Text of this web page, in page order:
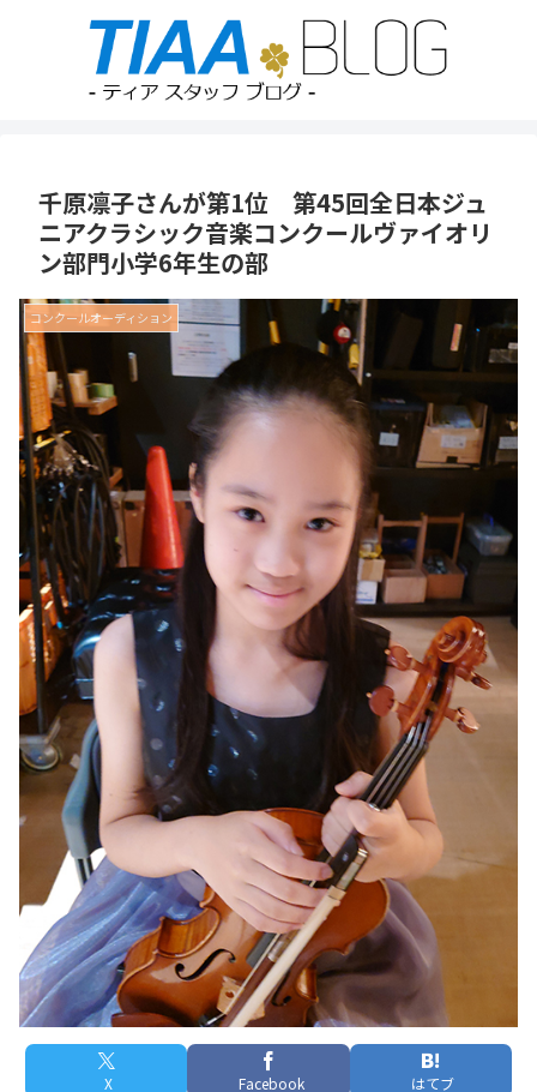
千原凛子さんが第1位 第45回全日本ジュ
ニアクラシック音楽コンクールヴァイオリ
ン部門小学6年生の部
コンクールオーディション
X Facebook はてブ